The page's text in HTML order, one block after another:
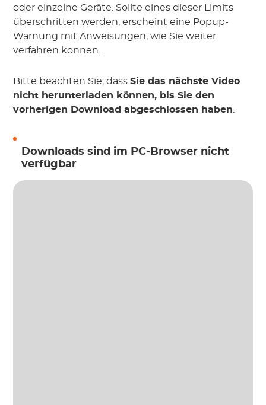
oder einzelne Geräte. Sollte eines dieser Limits
überschritten werden, erscheint eine Popup-
Warnung mit Anweisungen, wie Sie weiter
verfahren können.
Bitte beachten Sie, dassSie das nächste Video
nicht herunterladen können, bis Sie den
vorherigen Download abgeschlossen haben
Downloads sind im PC-Browser nicht
verfügbar